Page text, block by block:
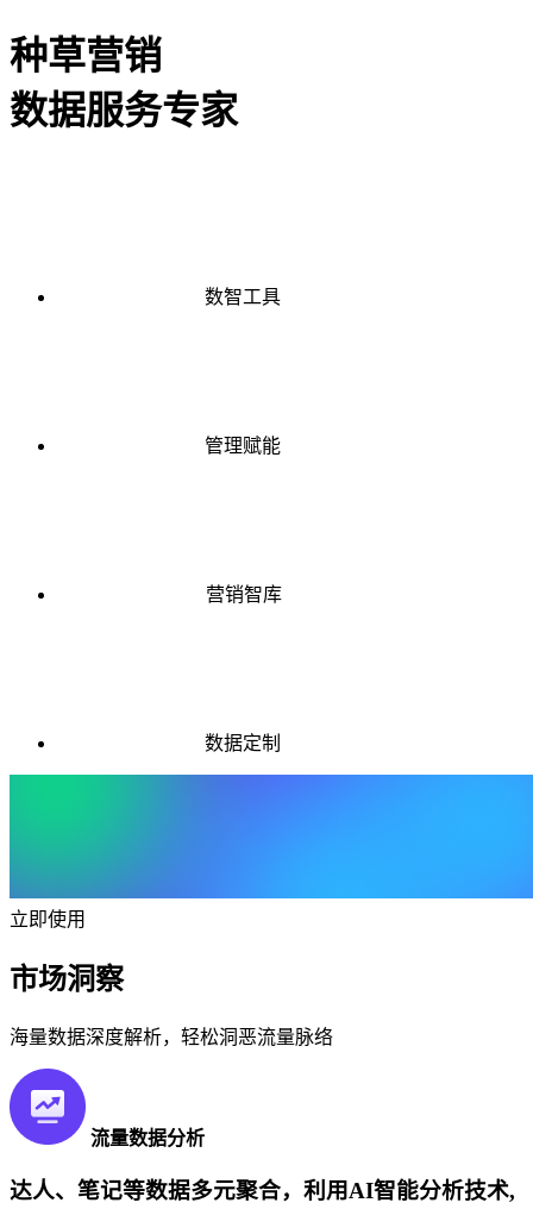
种草营销
数据服务专家
数智工具
管理赋能
营销智库
数据定制
立即使用
市场洞察
海量数据深度解析，轻松洞恶流量脉络
流量数据分析
达人、笔记等数据多元聚合，利用AI智能分析技术,